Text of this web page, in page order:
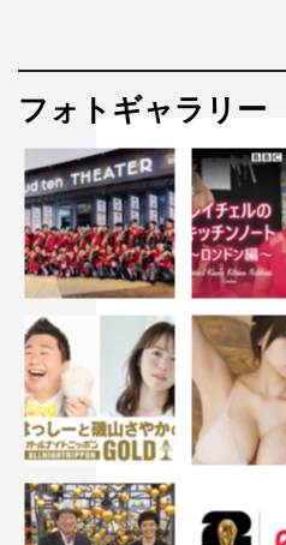
フォトギャラリー